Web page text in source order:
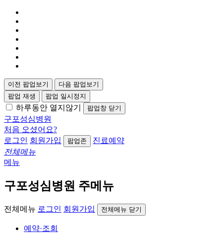
이전 팝업보기
다음 팝업보기
팝업 재생
팝업 일시정지
하루동안 열지않기 팝업창 닫기
구포성심병원
처음 오셨어요?
로그인 회원가입 팝업존
진료예약
전체메뉴
메뉴
구포성심병원 주메뉴
전체메뉴 로그인 회원가입 전체메뉴 닫기
예약·조회